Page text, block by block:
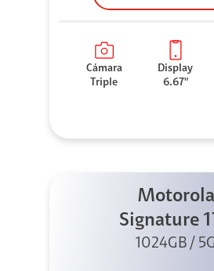
Cámara
Triple
Display
6.67"
Motorola
Signature
Negro
1024GB / 5G